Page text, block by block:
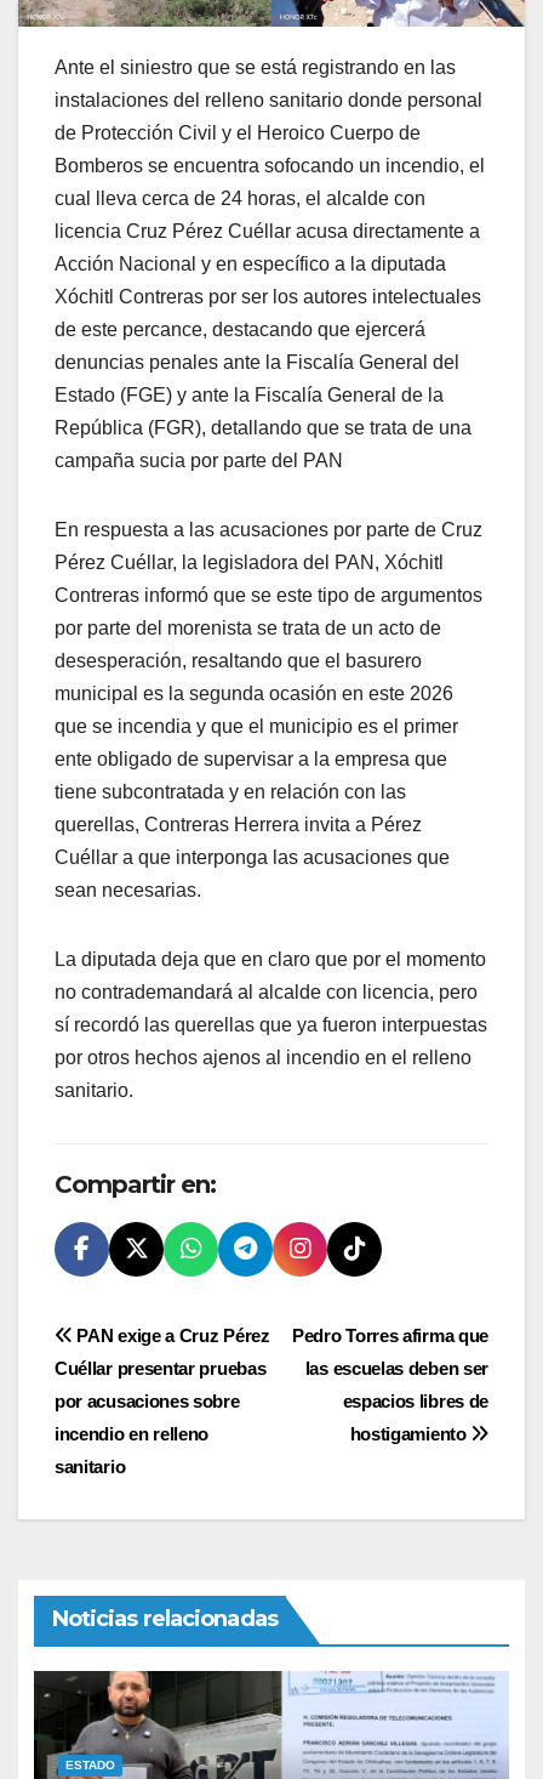
Ante el siniestro que se está registrando en las
instalaciones del relleno sanitario donde personal
de Protección Civil y el Heroico Cuerpo de
Bomberos se encuentra sofocando un incendio, el
cual lleva cerca de 24 horas, el alcalde con
licencia Cruz Pérez Cuéllar acusa directamente a
Acción Nacional y en específico a la diputada
Xóchitl Contreras por ser los autores intelectuales
de este percance, destacando que ejercerá
denuncias penales ante la Fiscalía General del
Estado (FGE) y ante la Fiscalía General de la
República (FGR), detallando que se trata de una
campaña sucia por parte del PAN
En respuesta a las acusaciones por parte de Cruz
Pérez Cuéllar, la legisladora del PAN, Xóchitl
Contreras informó que se este tipo de argumentos
por parte del morenista se trata de un acto de
desesperación, resaltando que el basurero
municipal es la segunda ocasión en este 2026
que se incendia y que el municipio es el primer
ente obligado de supervisar a la empresa que
tiene subcontratada y en relación con las
querellas, Contreras Herrera invita a Pérez
Cuéllar a que interponga las acusaciones que
sean necesarias.
La diputada deja que en claro que por el momento
no contrademandará al alcalde con licencia, pero
sí recordó las querellas que ya fueron interpuestas
por otros hechos ajenos al incendio en el relleno
sanitario.
Compartir en:
Navegación
de
entradas
Pedro Torres afirma que
las escuelas deben ser
espacios libres de
hostigamiento
PAN exige a Cruz Pérez
Cuéllar presentar pruebas
por acusaciones sobre
incendio en relleno
sanitario
Noticias relacionadas
ESTADO